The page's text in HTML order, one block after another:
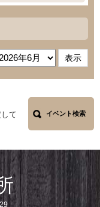
て
イベント検索